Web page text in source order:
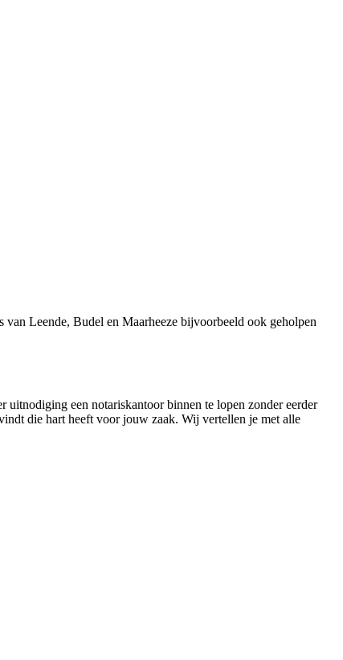
Leende, Budel en Maarheeze bijvoorbeeld ook geholpen
uitnodiging een notariskantoor binnen te lopen zonder eerder
die hart heeft voor jouw zaak. Wij vertellen je met alle